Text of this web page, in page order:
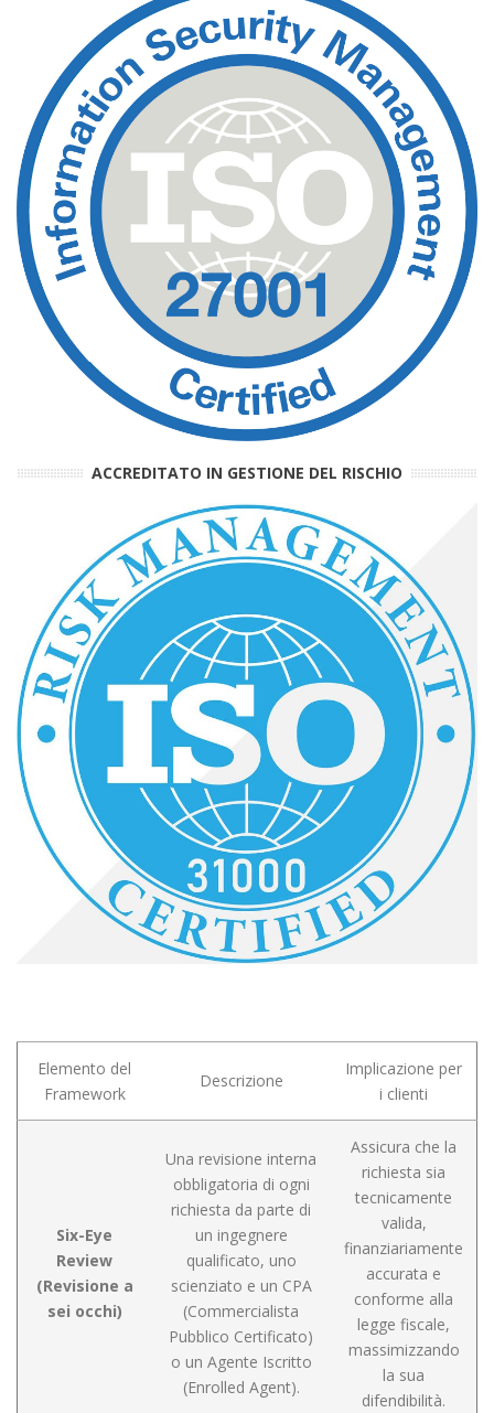
ACCREDITATO IN GESTIONE DEL RISCHIO
Elemento del
Framework
Descrizione
Implicazione per
i clienti
Six-Eye
Review
(Revisione a
sei occhi)
Una revisione interna
obbligatoria di ogni
richiesta da parte di
un ingegnere
qualificato, uno
scienziato e un CPA
(Commercialista
Pubblico Certificato)
o un Agente Iscritto
(Enrolled Agent).
Assicura che la
richiesta sia
tecnicamente
valida,
finanziariamente
accurata e
conforme alla
legge fiscale,
massimizzando
la sua
difendibilità.